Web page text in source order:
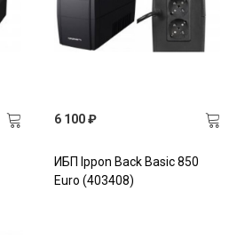
6 100 ₽
ИБП Ippon Back Basic 850
Euro (403408)